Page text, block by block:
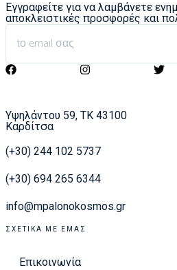
Εγγραφείτε για να λαμβάνετε
αποκλειστικές προσφορές και
Υψηλάντου 59, ΤΚ 43100
Καρδίτσα
(+30) 244 102 5737
(+30) 694 265 6344
info@mpalonokosmos.gr
ΣΧΕΤΙΚΆ ΜΕ ΕΜΆΣ
Επικοινωνία